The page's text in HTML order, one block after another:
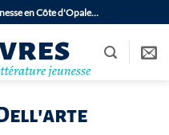
en Côte d'Opale…
Dell'arte